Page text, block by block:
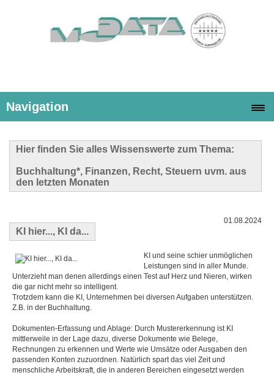
Navigation
Hier finden Sie alles Wissenswerte zum Thema:
Buchhaltung*, Finanzen, Recht, Steuern uvm. aus
den letzten Monaten
KI hier..., KI da...
01.08.2024
KI und seine schier unmöglichen
Leistungen sind in aller Munde.
Unterzieht man denen allerdings einen Test auf Herz und Nieren, wirken
die gar nicht mehr so intelligent.
Trotzdem kann die KI, Unternehmen bei diversen Aufgaben unterstützen.
Z.B. in der Buchhaltung.
Dokumenten-Erfassung und Ablage: Durch Mustererkennung ist KI
mittlerweile in der Lage dazu, diverse Dokumente wie Belege,
Rechnungen zu erkennen und Werte wie Umsätze oder Ausgaben den
passenden Konten zuzuordnen. Natürlich spart das viel Zeit und
menschliche Arbeitskraft, die in anderen Bereichen eingesetzt werden